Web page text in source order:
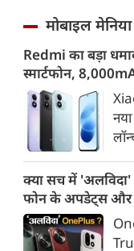
हुआ
हुए
मोबाइल मेनिया
Redmi का बड़ा
स्मार्टफोन,
और
क्या सच में
फोन के अपडेट्स और